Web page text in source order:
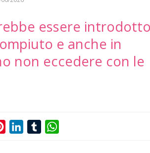
essere introdotto
e anche in
non eccedere con le
PinterestLinkedInTumblr